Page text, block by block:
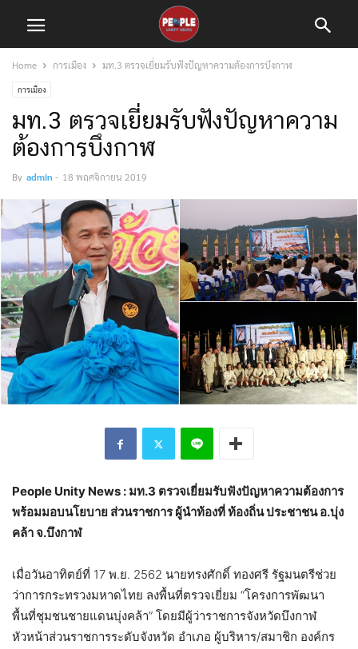
Home การเมือง มท.3 ตรวจเยี่ยมรับฟังปัญหาความต้องการบึงกาฬ
การเมือง
มท.3 ตรวจเยี่ยมรับฟังปัญหาความ
ต้องการบึงกาฬ
By admin - 18 พฤศจิกายน 2019
People Unity News : มท.3 ตรวจเยี่ยมรับฟังปัญหาความต้องการ
พร้อมมอบนโยบาย ส่วนราชการ ผู้นำท้องที่ ท้องถิ่น ประชาชน อ.บุ่ง
คล้า จ.บึงกาฬ
เมื่อวันอาทิตย์ที่ 17 พ.ย. 2562 นายทรงศักดิ์ ทองศรี รัฐมนตรีช่วย
ว่าการกระทรวงมหาดไทย ลงพื้นที่ตรวจเยี่ยม “โครงการพัฒนา
พื้นที่ชุมชนชายแดนบุ่งคล้า” โดยมีผู้ว่าราชการจังหวัดบึงกาฬ
หัวหน้าส่วนราชการระดับจังหวัด อำเภอ ผู้บริหาร/สมาชิก องค์กร